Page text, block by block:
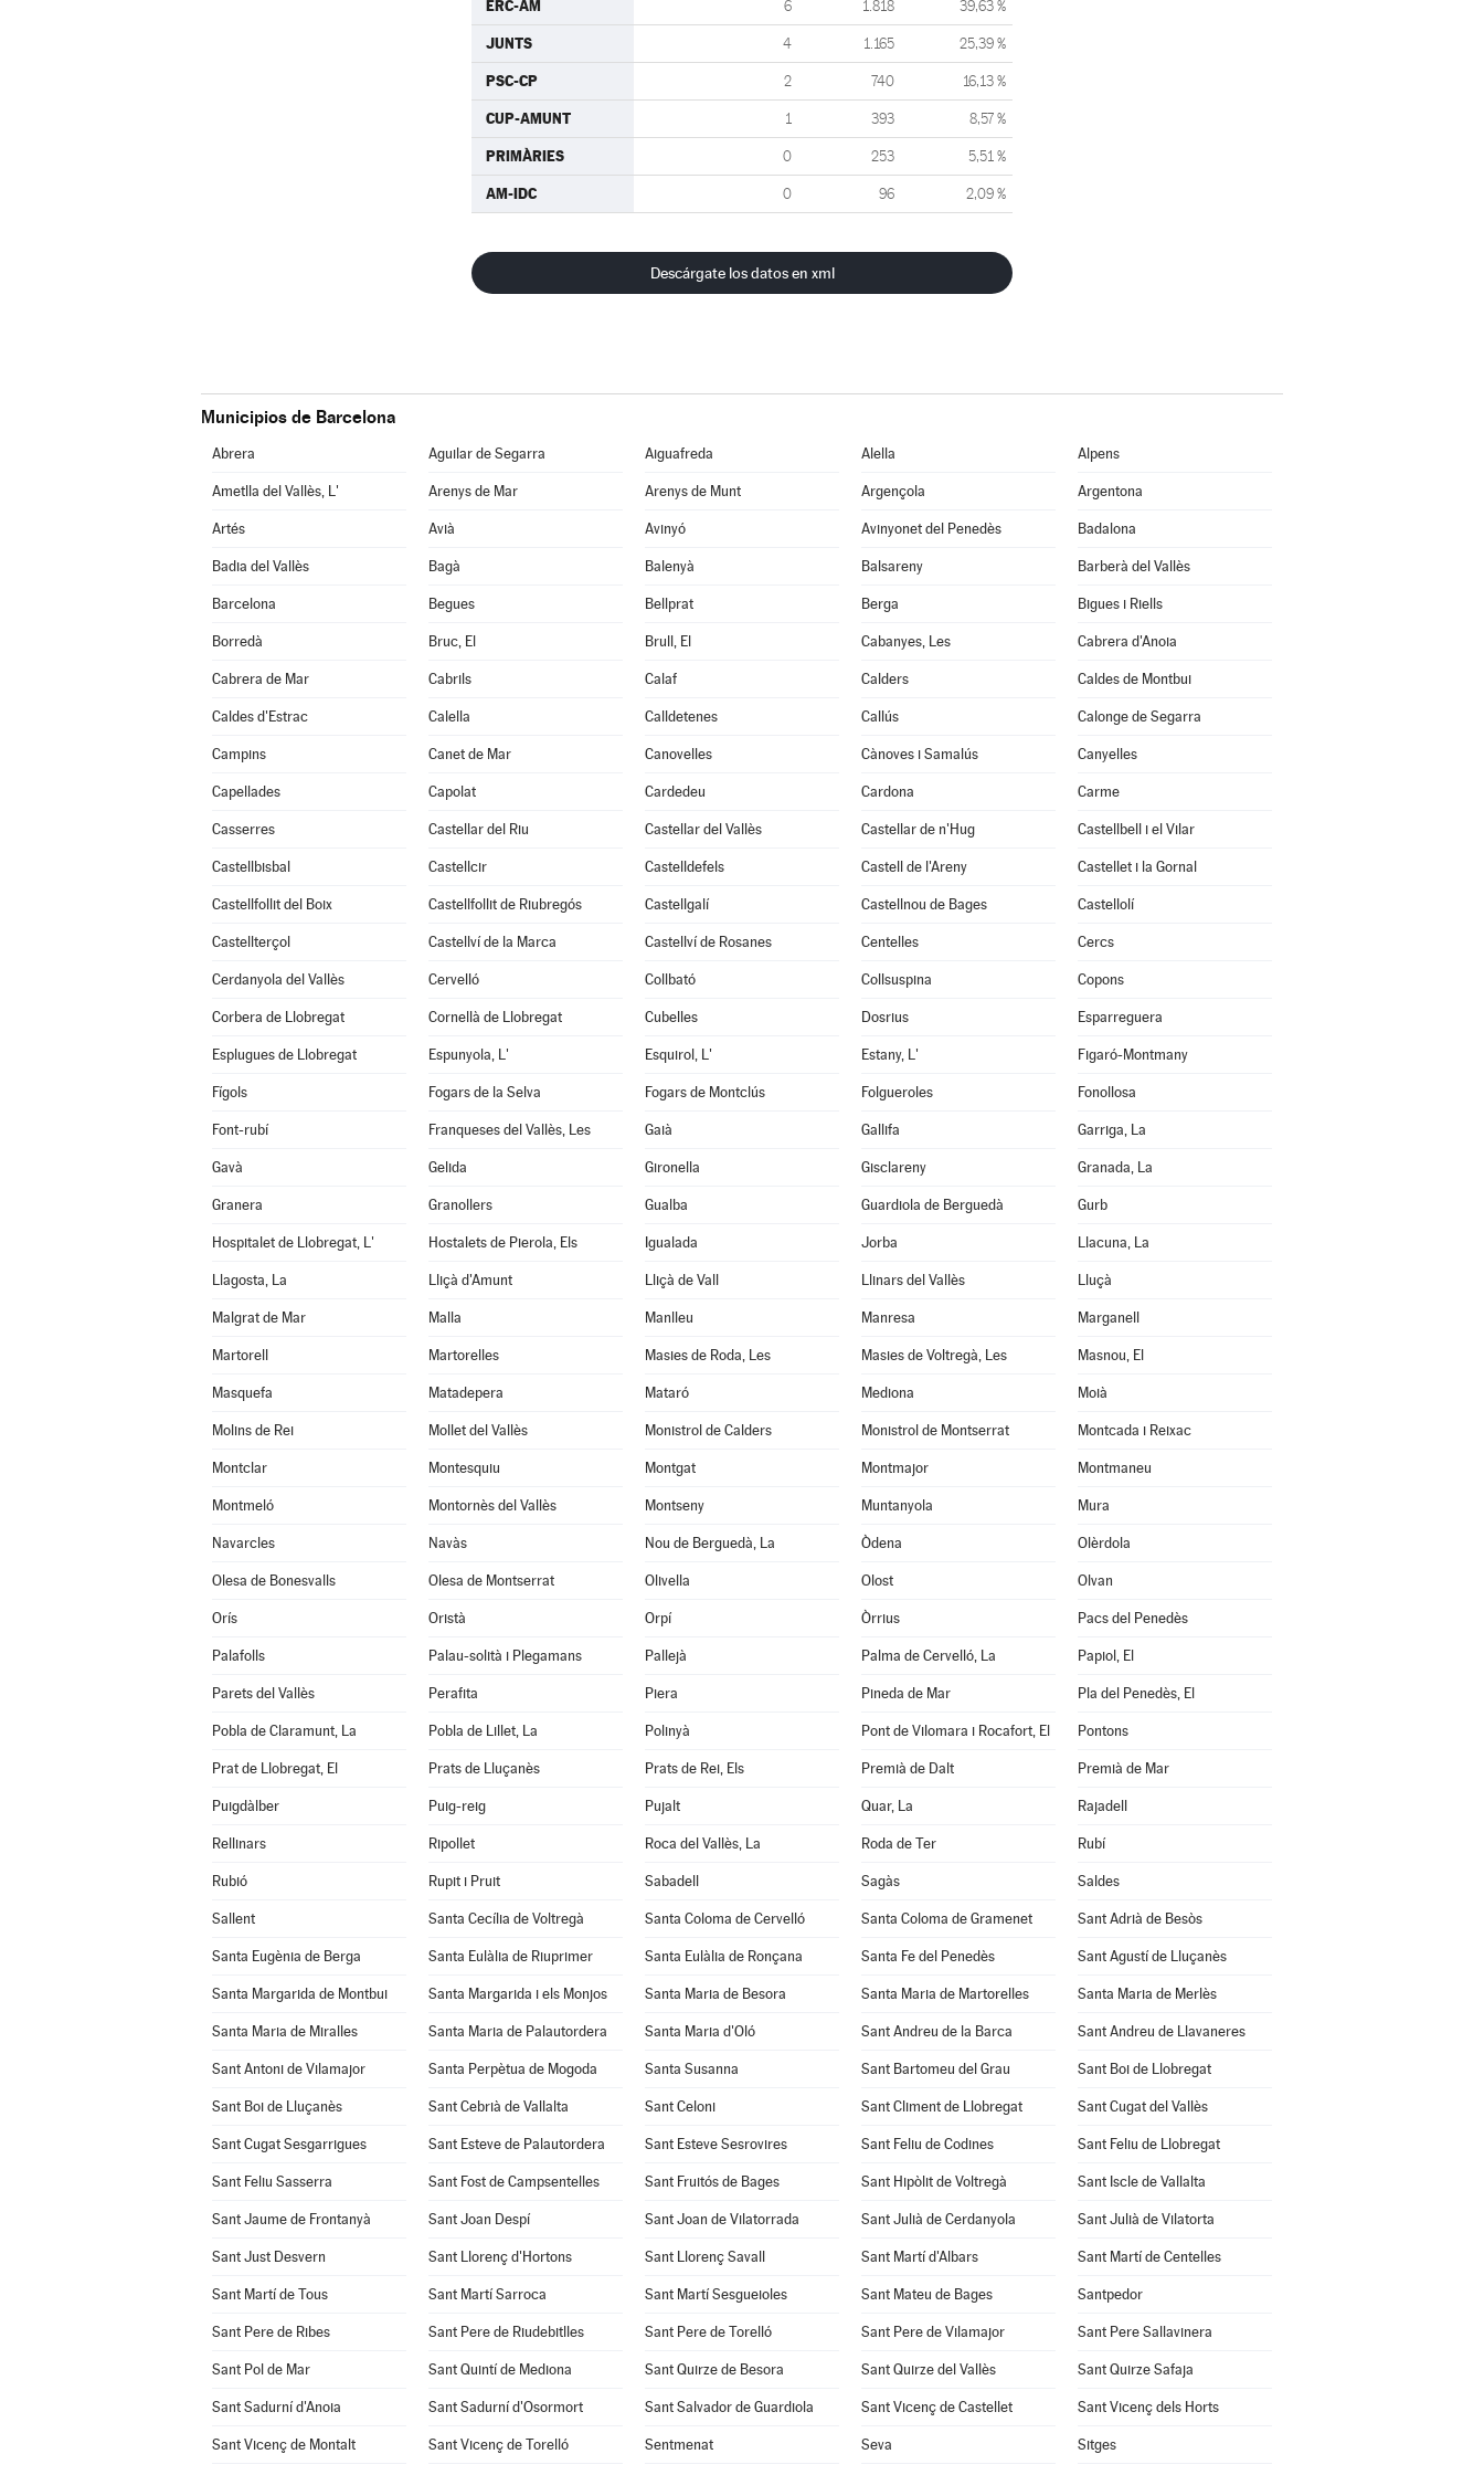
ERC-AM 6 1.818 39,63 %
JUNTS 4 1.165 25,39 %
PSC-CP 2 740 16,13 %
CUP-AMUNT 1 393 8,57 %
PRIMÀRIES 0 253 5,51 %
AM-IDC 0 96 2,09 %
Descárgate los datos en xml
Municipios de Barcelona
Abrera Aguilar de Segarra Aiguafreda Alella Alpens
Ametlla del Vallès, L' Arenys de Mar Arenys de Munt Argençola Argentona
Artés Avià Avinyó Avinyonet del Penedès Badalona
Badia del Vallès Bagà Balenyà Balsareny Barberà del Vallès
Barcelona Begues Bellprat Berga Bigues i Riells
Borredà Bruc, El Brull, El Cabanyes, Les Cabrera d'Anoia
Cabrera de Mar Cabrils Calaf Calders Caldes de Montbui
Caldes d'Estrac Calella Calldetenes Callús Calonge de Segarra
Campins Canet de Mar Canovelles Cànoves i Samalús Canyelles
Capellades Capolat Cardedeu Cardona Carme
Casserres Castellar del Riu Castellar del Vallès Castellar de n'Hug Castellbell i el Vilar
Castellbisbal Castellcir Castelldefels Castell de l'Areny Castellet i la Gornal
Castellfollit del Boix Castellfollit de Riubregós Castellgalí Castellnou de Bages Castellolí
Castellterçol Castellví de la Marca Castellví de Rosanes Centelles Cercs
Cerdanyola del Vallès Cervelló Collbató Collsuspina Copons
Corbera de Llobregat Cornellà de Llobregat Cubelles Dosrius Esparreguera
Esplugues de Llobregat Espunyola, L' Esquirol, L' Estany, L' Figaró-Montmany
Fígols Fogars de la Selva Fogars de Montclús Folgueroles Fonollosa
Font-rubí Franqueses del Vallès, Les Gaià Gallifa Garriga, La
Gavà Gelida Gironella Gisclareny Granada, La
Granera Granollers Gualba Guardiola de Berguedà Gurb
Hospitalet de Llobregat, L' Hostalets de Pierola, Els Igualada Jorba Llacuna, La
Llagosta, La Lliçà d'Amunt Lliçà de Vall Llinars del Vallès Lluçà
Malgrat de Mar Malla Manlleu Manresa Marganell
Martorell Martorelles Masies de Roda, Les Masies de Voltregà, Les Masnou, El
Masquefa Matadepera Mataró Mediona Moià
Molins de Rei Mollet del Vallès Monistrol de Calders Monistrol de Montserrat Montcada i Reixac
Montclar Montesquiu Montgat Montmajor Montmaneu
Montmeló Montornès del Vallès Montseny Muntanyola Mura
Navarcles Navàs Nou de Berguedà, La Òdena Olèrdola
Olesa de Bonesvalls Olesa de Montserrat Olivella Olost Olvan
Orís Oristà Orpí Òrrius Pacs del Penedès
Palafolls Palau-solità i Plegamans Pallejà Palma de Cervelló, La Papiol, El
Parets del Vallès Perafita Piera Pineda de Mar Pla del Penedès, El
Pobla de Claramunt, La Pobla de Lillet, La Polinyà Pont de Vilomara i Rocafort, El Pontons
Prat de Llobregat, El Prats de Lluçanès Prats de Rei, Els Premià de Dalt Premià de Mar
Puigdàlber Puig-reig Pujalt Quar, La Rajadell
Rellinars Ripollet Roca del Vallès, La Roda de Ter Rubí
Rubió Rupit i Pruit Sabadell Sagàs Saldes
Sallent Santa Cecília de Voltregà Santa Coloma de Cervelló Santa Coloma de Gramenet Sant Adrià de Besòs
Santa Eugènia de Berga Santa Eulàlia de Riuprimer Santa Eulàlia de Ronçana Santa Fe del Penedès Sant Agustí de Lluçanès
Santa Margarida de Montbui Santa Margarida i els Monjos Santa Maria de Besora Santa Maria de Martorelles Santa Maria de Merlès
Santa Maria de Miralles Santa Maria de Palautordera Santa Maria d'Oló Sant Andreu de la Barca Sant Andreu de Llavaneres
Sant Antoni de Vilamajor Santa Perpètua de Mogoda Santa Susanna Sant Bartomeu del Grau Sant Boi de Llobregat
Sant Boi de Lluçanès Sant Cebrià de Vallalta Sant Celoni Sant Climent de Llobregat Sant Cugat del Vallès
Sant Cugat Sesgarrigues Sant Esteve de Palautordera Sant Esteve Sesrovires Sant Feliu de Codines Sant Feliu de Llobregat
Sant Feliu Sasserra Sant Fost de Campsentelles Sant Fruitós de Bages Sant Hipòlit de Voltregà Sant Iscle de Vallalta
Sant Jaume de Frontanyà Sant Joan Despí Sant Joan de Vilatorrada Sant Julià de Cerdanyola Sant Julià de Vilatorta
Sant Just Desvern Sant Llorenç d'Hortons Sant Llorenç Savall Sant Martí d'Albars Sant Martí de Centelles
Sant Martí de Tous Sant Martí Sarroca Sant Martí Sesgueioles Sant Mateu de Bages Santpedor
Sant Pere de Ribes Sant Pere de Riudebitlles Sant Pere de Torelló Sant Pere de Vilamajor Sant Pere Sallavinera
Sant Pol de Mar Sant Quintí de Mediona Sant Quirze de Besora Sant Quirze del Vallès Sant Quirze Safaja
Sant Sadurní d'Anoia Sant Sadurní d'Osormort Sant Salvador de Guardiola Sant Vicenç de Castellet Sant Vicenç dels Horts
Sant Vicenç de Montalt Sant Vicenç de Torelló Sentmenat Seva Sitges